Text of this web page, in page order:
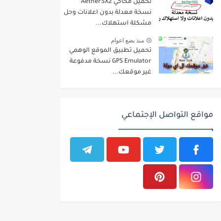
تحميل محاكي AetherSX2
نسخة معدلة بدون اعلانات وحل
مشكلة استهلاك...
منذ بضع اعوام
تحميل تطبيق الموقع الوهمي
GPS Emulator نسخة مدفوعة
غير موقعك...
مواقع التواصل الإجتماعي